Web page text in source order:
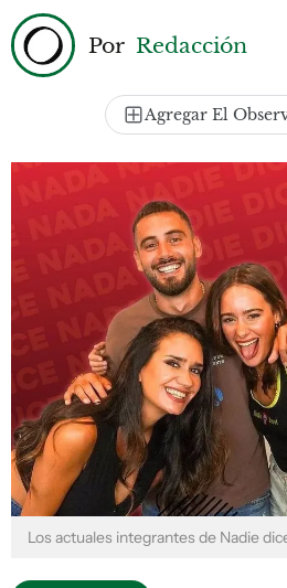
Por Redacción
Agregar El
Los actuales integrantes de Nadie